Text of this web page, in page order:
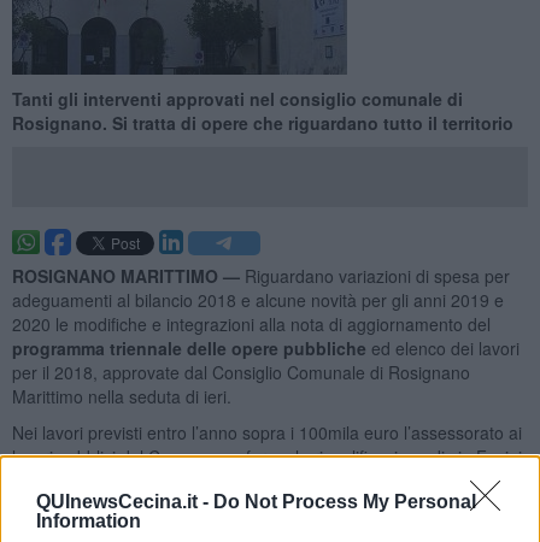
QUInewsCecina.it - Do Not Process My Personal
Information
Tanti gli interventi approvati nel consiglio comunale di
Rosignano. Si tratta di opere che riguardano tutto il territorio
ROSIGNANO MARITTIMO — Riguardano variazioni di spesa per
adeguamenti al bilancio 2018 e alcune novità per gli anni 2019 e
2020 le modifiche e integrazioni alla nota di aggiornamento del
programma triennale delle opere pubbliche ed elenco dei lavori
per il 2018, approvate dal Consiglio Comunale di Rosignano
Marittimo nella seduta di ieri.
Nei lavori previsti entro l’anno sopra i 100mila euro l’assessorato ai
lavori pubblici del Comune conferma la riqualificazione di via Fucini
(600mila euro) con l’avvio dei lavori, le opere di
urbanizzazione di primaria nella sottozona FG via di Giacomo
(101mila euro circa), e l’impegno per l’impianto di